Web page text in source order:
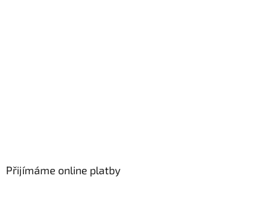
Přijímáme online platby